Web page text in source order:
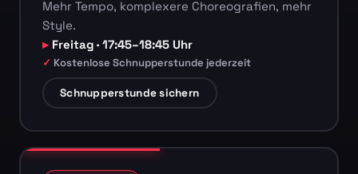
Mehr Tempo, komplexere Choreografien, mehr
Style.
Freitag · 17:45–18:45 Uhr
Kostenlose Schnupperstunde jederzeit
Schnupperstunde sichern